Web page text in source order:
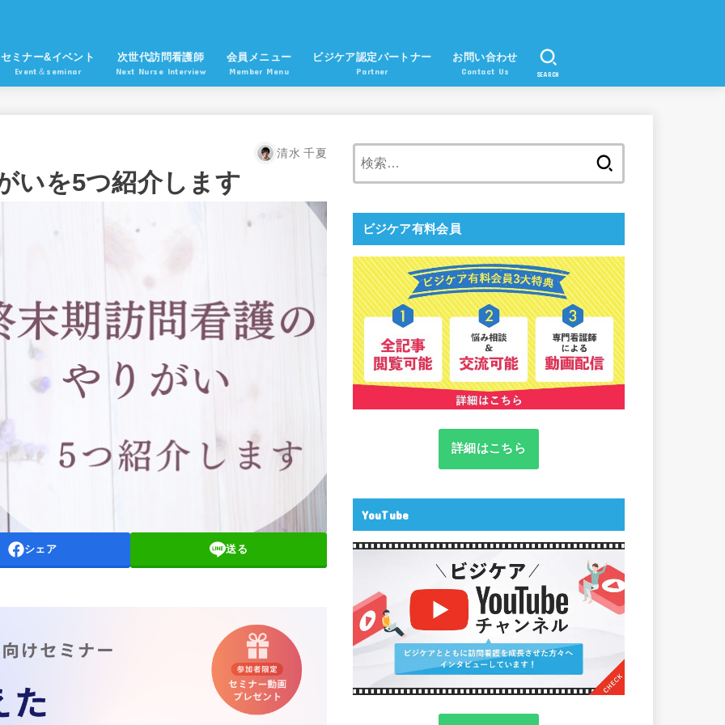
セミナー&イベント
Event＆seminar
次世代訪問看護師
Next Nurse Interview
会員メニュー
Member Menu
ビジケア認定パートナー
Partner
お問い合わせ
Contact Us SEARCH
清水 千夏
いを5つ紹介します
シェア 送る
ビジケア有料会員
詳細はこちら
YouTube